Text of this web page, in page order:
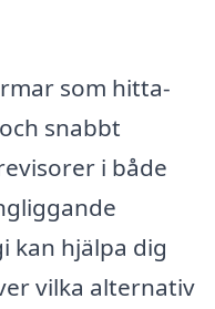
som hitta-
snabbt
i både
kan hjälpa dig
vilka alternativ